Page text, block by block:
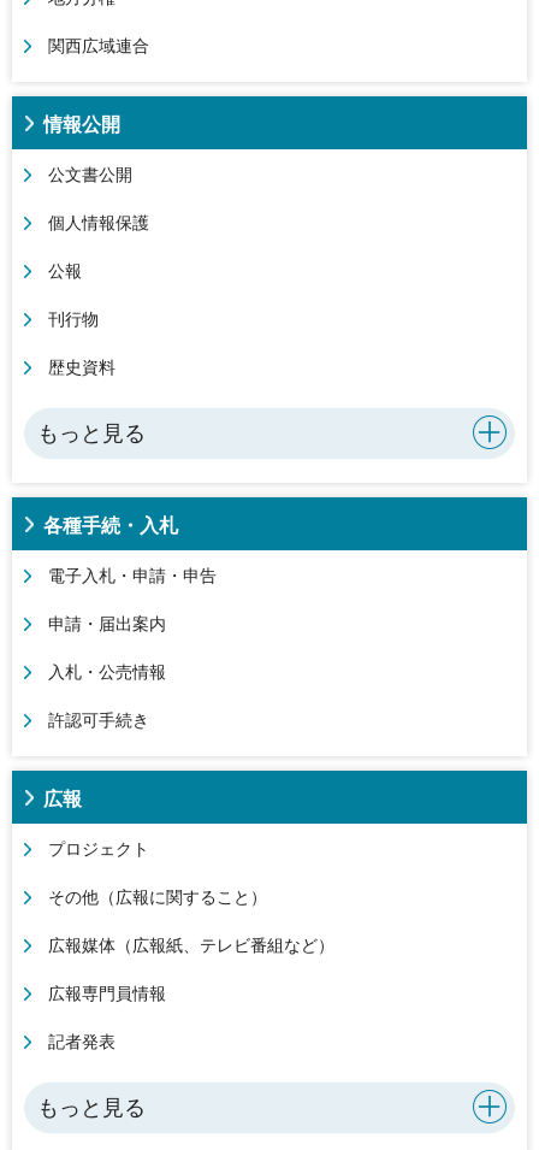
関西広域連合
情報公開
公文書公開
個人情報保護
公報
刊行物
歴史資料
もっと見る
各種手続・入札
電子入札・申請・申告
申請・届出案内
入札・公売情報
許認可手続き
広報
プロジェクト
その他（広報に関すること）
広報媒体（広報紙、テレビ番組など）
広報専門員情報
記者発表
もっと見る